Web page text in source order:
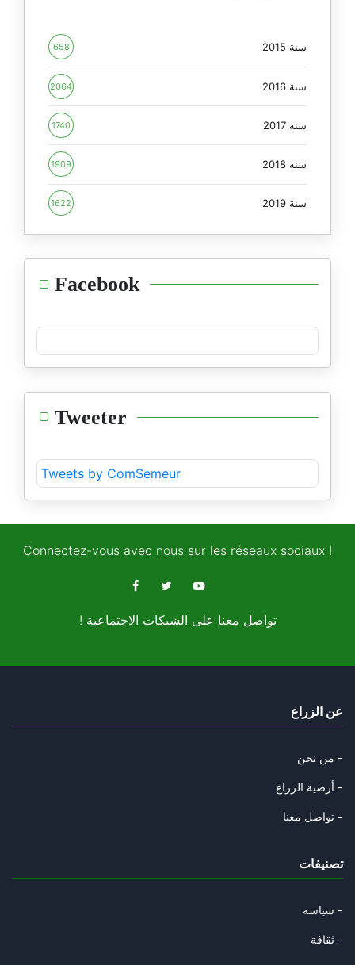
سنة 2015 658
سنة 2016 2064
سنة 2017 1740
سنة 2018 1909
سنة 2019 1622
Facebook
Tweeter
Tweets by ComSemeur
Connectez-vous avec nous sur les réseaux sociaux !
! تواصل معنا على الشبكات الاجتماعية
عن الزراع
من نحن -
أرضية الزراع -
تواصل معنا -
تصنيفات
سياسة -
ثقافة -